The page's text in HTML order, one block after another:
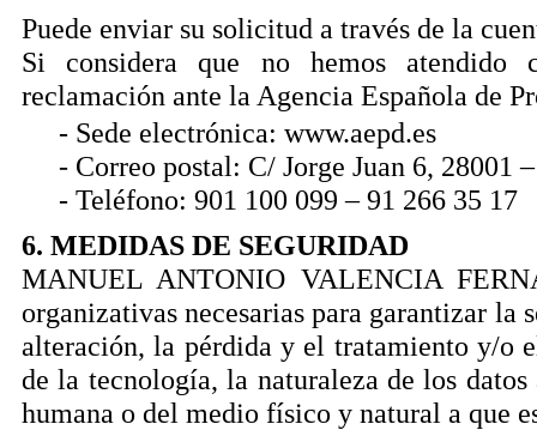
Puede enviar su solicitud a través de la
Si considera que no hemos atendido
reclamación ante la Agencia Española de
- Sede electrónica: www.aepd.es
- Correo postal: C/ Jorge Juan 6, 28001
- Teléfono: 901 100 099 – 91 266 35 17
6. MEDIDAS DE SEGURIDAD
MANUEL ANTONIO VALENCIA
organizativas necesarias para garantizar la
alteración, la pérdida y el tratamiento y/o
de la tecnología, la naturaleza de los
humana o del medio físico y natural a que